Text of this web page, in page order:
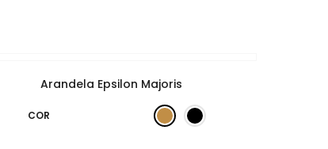
Arandela Epsilon Majoris
COR